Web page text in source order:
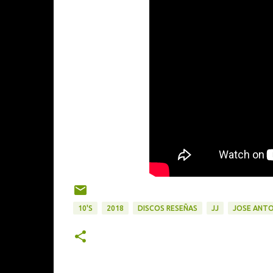
10'S 2018 DISCOS RESEÑAS JJ JOSE